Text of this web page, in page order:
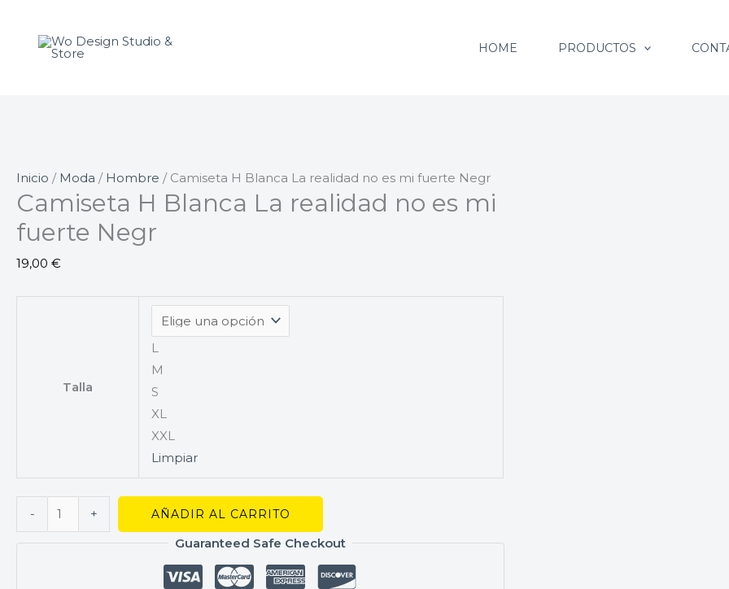
contenido
HOME PRODUCTOS
Inicio / Moda / Hombre / Camiseta H Blanca La realidad no es mi fuerte Negr
Camiseta H Blanca La realidad no es mi
fuerte Negr
19,00 €
Talla
L
M
S
XL
XXL
Limpiar
-
Blanca
fuerte
Negr
cantidad
+ AÑADIR AL CARRITO
Guaranteed Safe Checkout